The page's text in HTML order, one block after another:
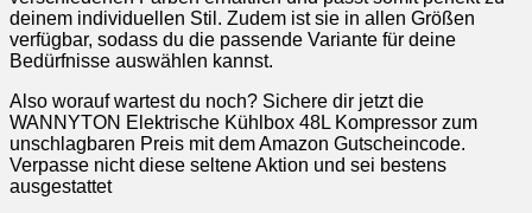
deinem individuellen Stil. Zudem ist sie in allen Größen
verfügbar, sodass du die passende Variante für deine
Bedürfnisse auswählen kannst.
Also worauf wartest du noch? Sichere dir jetzt die
WANNYTON Elektrische Kühlbox 48L Kompressor zum
unschlagbaren Preis mit dem Amazon Gutscheincode.
Verpasse nicht diese seltene Aktion und sei bestens
ausgestattet